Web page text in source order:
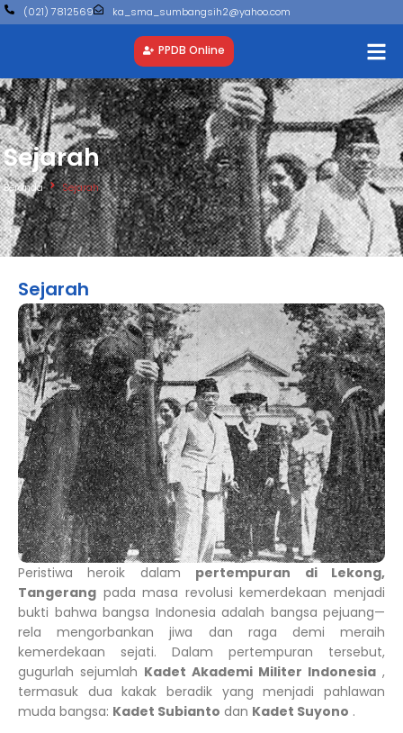
(021) 7812569 ka_sma_sumbangsih2@yahoo.com
PPDB Online
Sejarah
Beranda Sejarah
Sejarah
Peristiwa heroik dalam pertempuran di Lekong,
Tangerang pada masa revolusi kemerdekaan menjadi
bukti bahwa bangsa Indonesia adalah bangsa pejuang—
rela mengorbankan jiwa dan raga demi meraih
kemerdekaan sejati. Dalam pertempuran tersebut,
gugurlah sejumlah Kadet Akademi Militer Indonesia ,
termasuk dua kakak beradik yang menjadi pahlawan
muda bangsa: Kadet Subianto dan Kadet Suyono .